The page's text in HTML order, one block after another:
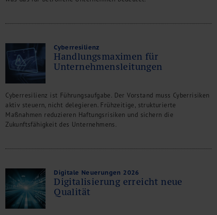
China Consulting
Steuerberatung
Rechtsberatung
M&A Deutschland/China
Unternehmensfinanzierung
Industrielle Dienstleistungen
Inbound Investments
Coaching
Events
Kontakt
Cyberresilienz
Handlungsmaximen für
Unternehmensleitungen
Cyberresilienz ist Führungsaufgabe. Der Vorstand muss Cyberrisiken
aktiv steuern, nicht delegieren. Frühzeitige, strukturierte
Maßnahmen reduzieren Haftungsrisiken und sichern die
Zukunftsfähigkeit des Unternehmens.
Digitale Neuerungen 2026
Digitalisierung erreicht neue
Qualität